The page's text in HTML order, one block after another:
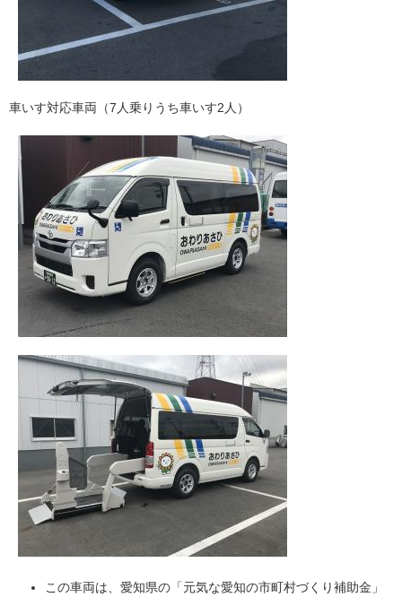
車いす対応車両（7人乗りうち車いす2人）
この車両は、愛知県の「元気な愛知の市町村づくり補助金」